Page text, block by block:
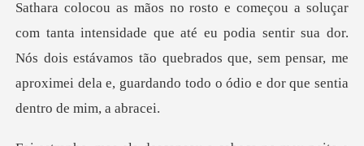
é eu podia sentir sua dor.
Nós dois estávamos tão quebrados que, sem pensar, me
a